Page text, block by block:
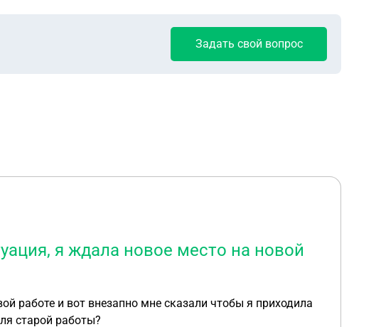
Задать свой вопрос
я ждала новое место на новой
работе и вот внезапно мне сказали чтобы я приходила
старой работы?